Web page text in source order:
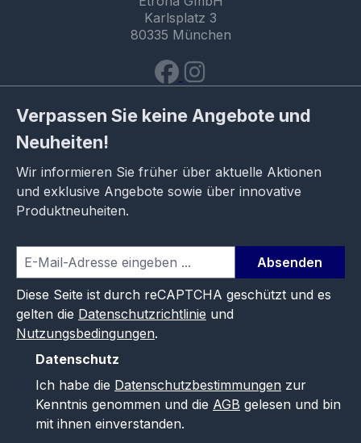
Karlsplatz 3
80335 München
Verpassen Sie keine Angebote und
Neuheiten!
Wir informieren Sie früher über aktuelle Aktionen
und exklusive Angebote sowie über innovative
Produktneuheiten.
Absenden
Diese Seite ist durch reCAPTCHA geschützt und es
gelten die Datenschutzrichtlinie und
Nutzungsbedingungen.
Datenschutz
Ich habe die Datenschutzbestimmungen zur
Kenntnis genommen und die AGB gelesen und bin
mit ihnen einverstanden.